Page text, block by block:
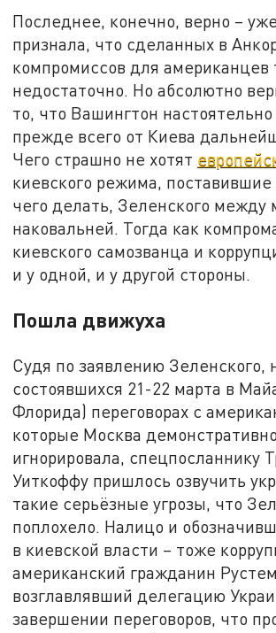
Последнее, конечно, верно –
признала, что сделанных в
компромиссов для американцев
недостаточно. Но абсолютно
то, что Вашингтон
прежде всего от Киева
Чего страшно не хотят
киевского режима,
чего делать, Зеленского между
наковальней. Тогда как
киевского самозванца и
и у одной, и у другой стороны.
Пошла движуха
Судя по заявлению Зеленского,
состоявшихся 21-22 марта в
Флорида) переговорах с
которые Москва демонстративно
игнорировала, спецпосланнику
Уиткоффу пришлось озвучить
такие серьёзные угрозы, что
поплохело. Налицо и
в киевской власти – тоже
американский гражданин
возглавлявший делегацию
завершении переговоров, что